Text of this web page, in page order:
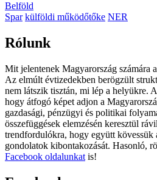
Belföld
Spar külföldi működőtőke NER
Rólunk
Mit jelentenek Magyarország számára
Az elmúlt évtizedekben berögzült
nem látszik tisztán, mi lép a helyükre.
hogy átfogó képet adjon a
gazdasági, pénzügyi és politikai
összefüggések elemzésén keresztül
trendfordulókra, hogy együtt kövessük
gondolatok kibontakozását. Hasonló,
Facebook oldalunkat is!